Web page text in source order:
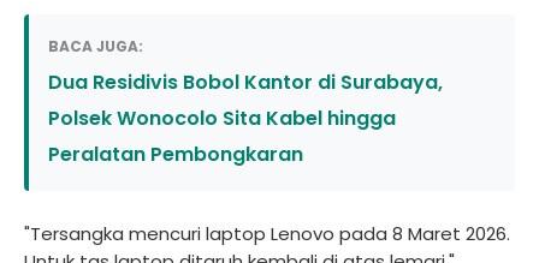
BACA JUGA:
Dua Residivis Bobol Kantor di Surabaya,
Polsek Wonocolo Sita Kabel hingga
Peralatan Pembongkaran
"Tersangka mencuri laptop Lenovo pada 8 Maret 2026.